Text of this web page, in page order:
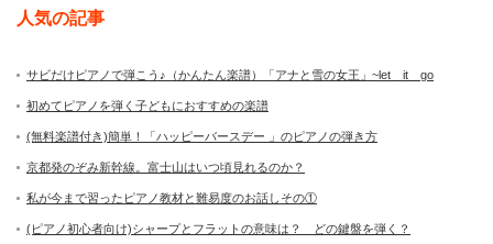
人気の記事
サビだけピアノで弾こう♪（かんたん楽譜）「アナと雪の女王」~let it go
初めてピアノを弾く子どもにおすすめの楽譜
(無料楽譜付き)簡単！「ハッピーバースデー 」のピアノの弾き方
京都発のぞみ新幹線。富士山はいつ頃見れるのか？
私が今まで習ったピアノ教材と難易度のお話しその①
(ピアノ初心者向け)シャープとフラットの意味は？ どの鍵盤を弾く？